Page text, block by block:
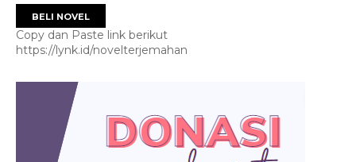
BELI NOVEL
Copy dan Paste link berikut
https://lynk.id/novelterjemahan